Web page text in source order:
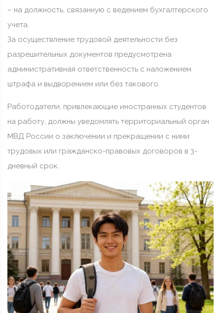
– на должность, связанную с ведением бухгалтерского
учета.
️За осуществление трудовой деятельности без
разрешительных документов предусмотрена
административная ответственность с наложением
штрафа и выдворением или без такового.
Работодатели, привлекающие иностранных студентов
на работу, должны уведомлять территориальный орган
МВД России о заключении и прекращении с ними
трудовых или гражданско-правовых договоров в 3-
дневный срок.